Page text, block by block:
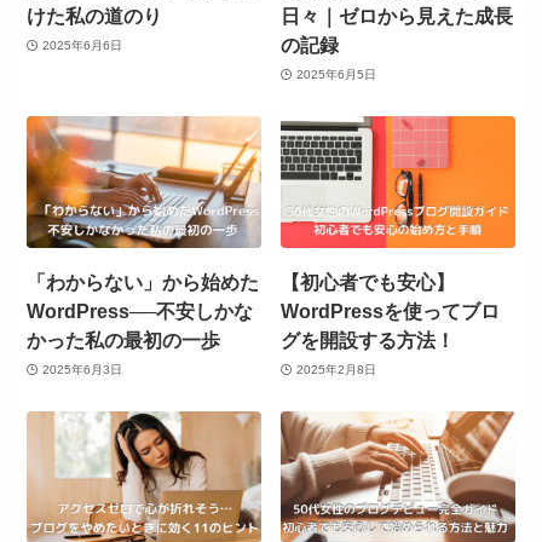
けた私の道のり
2025年6月6日
日々｜ゼロから見えた成長
の記録
2025年6月5日
「わからない」から始めた
WordPress──不安しかな
かった私の最初の一歩
2025年6月3日
【初心者でも安心】
WordPressを使ってブロ
グを開設する方法！
2025年2月8日